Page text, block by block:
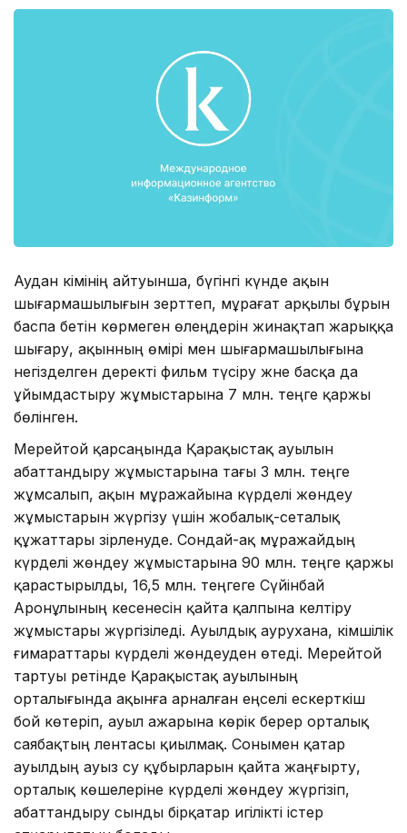
Аудан әкімінің айтуынша, бүгінгі күнде ақын
шығармашылығын зерттеп, мұрағат арқылы бұрын
баспа бетін көрмеген өлеңдерін жинақтап жарыққа
шығару, ақынның өмірі мен шығармашылығына
негізделген деректі фильм түсіру және басқа да
ұйымдастыру жұмыстарына 7 млн. теңге қаржы
бөлінген.
Мерейтой қарсаңында Қарақыстақ ауылын
абаттандыру жұмыстарына тағы 3 млн. теңге
жұмсалып, ақын мұражайына күрделі жөндеу
жұмыстарын жүргізу үшін жобалық-сеталық
құжаттары әзірленуде. Сондай-ақ мұражайдың
күрделі жөндеу жұмыстарына 90 млн. теңге қаржы
қарастырылды, 16,5 млн. теңгеге Сүйінбай
Аронұлының кесенесін қайта қалпына келтіру
жұмыстары жүргізіледі. Ауылдық аурухана, әкімшілік
ғимараттары күрделі жөндеуден өтеді. Мерейтой
тартуы ретінде Қарақыстақ ауылының
орталығында ақынға арналған еңселі ескерткіш
бой көтеріп, ауыл ажарына көрік берер орталық
саябақтың лентасы қиылмақ. Сонымен қатар
ауылдың ауыз су құбырларын қайта жаңғырту,
орталық көшелеріне күрделі жөндеу жүргізіп,
абаттандыру сынды бірқатар игілікті істер